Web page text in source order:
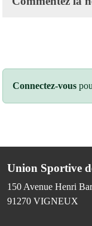
Connectez-vous
Union Sportive
150 Avenue Henri
91270 VIGNEUX